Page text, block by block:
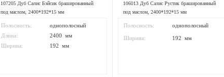
107205 Дуб Салис Бэйсик брашированный
под маслом, 2400*192*15 мм
Полосность:
однополосный
Длина:
2400 мм
Ширина:
192 мм
106013 Дуб Салис Рустик брашированный
под маслом, 2400*192*15 мм
Полосность: однополосный
Ширина: 192 мм